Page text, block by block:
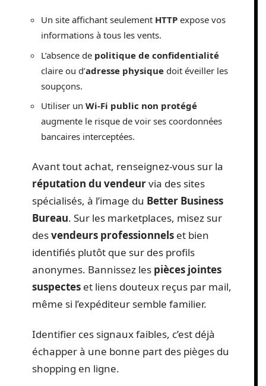
Un site affichant seulement HTTP expose vos
informations à tous les vents.
L’absence de politique de confidentialité
claire ou d’adresse physique doit éveiller les
soupçons.
Utiliser un Wi-Fi public non protégé
augmente le risque de voir ses coordonnées
bancaires interceptées.
Avant tout achat, renseignez-vous sur la
réputation du vendeurvia des sites
spécialisés, à l’image du Better Business
Bureau. Sur les marketplaces, misez sur
desvendeurs professionnels et bien
identifiés plutôt que sur des profils
anonymes. Bannissez les pièces jointes
suspectes et liens douteux reçus par mail,
même si l’expéditeur semble familier.
Identifier ces signaux faibles, c’est déjà
échapper à une bonne part des pièges du
shopping en ligne.